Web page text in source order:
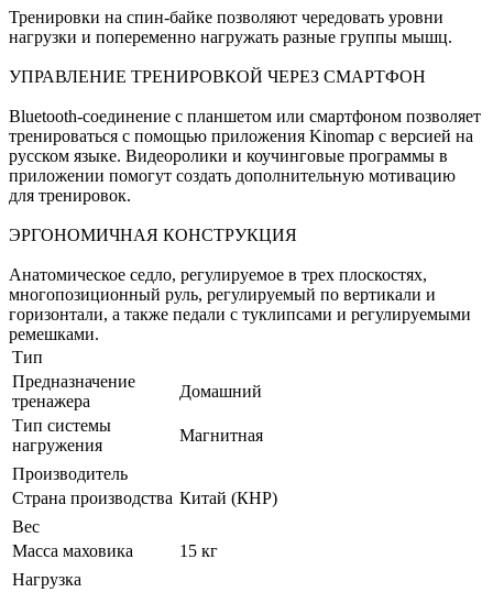
Тренировки на спин-байке позволяют чередовать уровни
нагрузки и попеременно нагружать разные группы мышц.
УПРАВЛЕНИЕ ТРЕНИРОВКОЙ ЧЕРЕЗ СМАРТФОН
Bluetooth-соединение с планшетом или смартфоном позволяет
тренироваться с помощью приложения Kinomap с версией на
русском языке. Видеоролики и коучинговые программы в
приложении помогут создать дополнительную мотивацию
для тренировок.
ЭРГОНОМИЧНАЯ КОНСТРУКЦИЯ
Анатомическое седло, регулируемое в трех плоскостях,
многопозиционный руль, регулируемый по вертикали и
горизонтали, а также педали с туклипсами и регулируемыми
ремешками.
Тип
Предназначение
тренажера
Домашний
Тип системы
нагружения
Магнитная
Производитель
Страна производства Китай (КНР)
Вес
Масса маховика
15 кг
Нагрузка